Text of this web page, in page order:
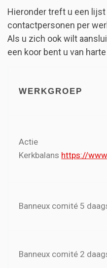
Hieronder treft u een lijst
contactpersonen per
Als u zich ook wilt
een koor bent u van
WERKGROEP
Actie
Kerkbalans https://
Banneux comité 5
Banneux comité 2